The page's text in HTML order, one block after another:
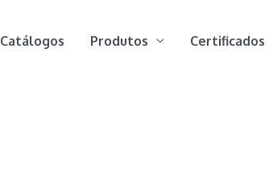
Catálogos Produtos Certificados